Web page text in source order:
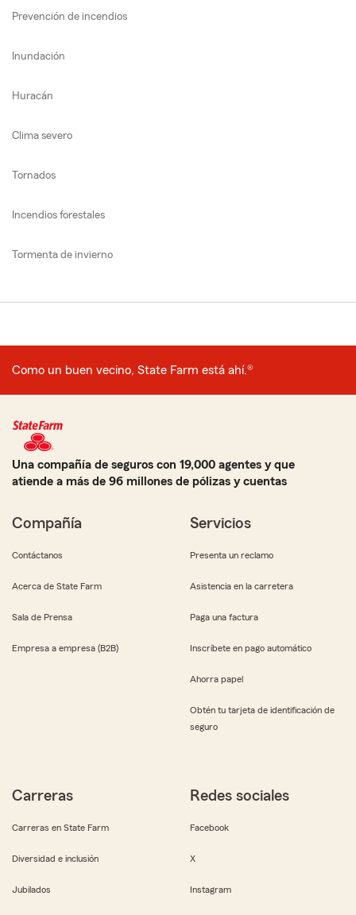
Prevención de incendios
Inundación
Huracán
Clima severo
Tornados
Incendios forestales
Tormenta de invierno
Como un buen vecino, State Farm está ahí.®
Una compañía de seguros con 19,000 agentes y que
atiende a más de 96 millones de pólizas y cuentas
Compañía
Contáctanos
Acerca de State Farm
Sala de Prensa
Empresa a empresa (B2B)
Servicios
Presenta un reclamo
Asistencia en la carretera
Paga una factura
Inscríbete en pago automático
Ahorra papel
Obtén tu tarjeta de identificación de
seguro
Carreras
Carreras en State Farm
Diversidad e inclusión
Jubilados
Redes sociales
Facebook
X
Instagram